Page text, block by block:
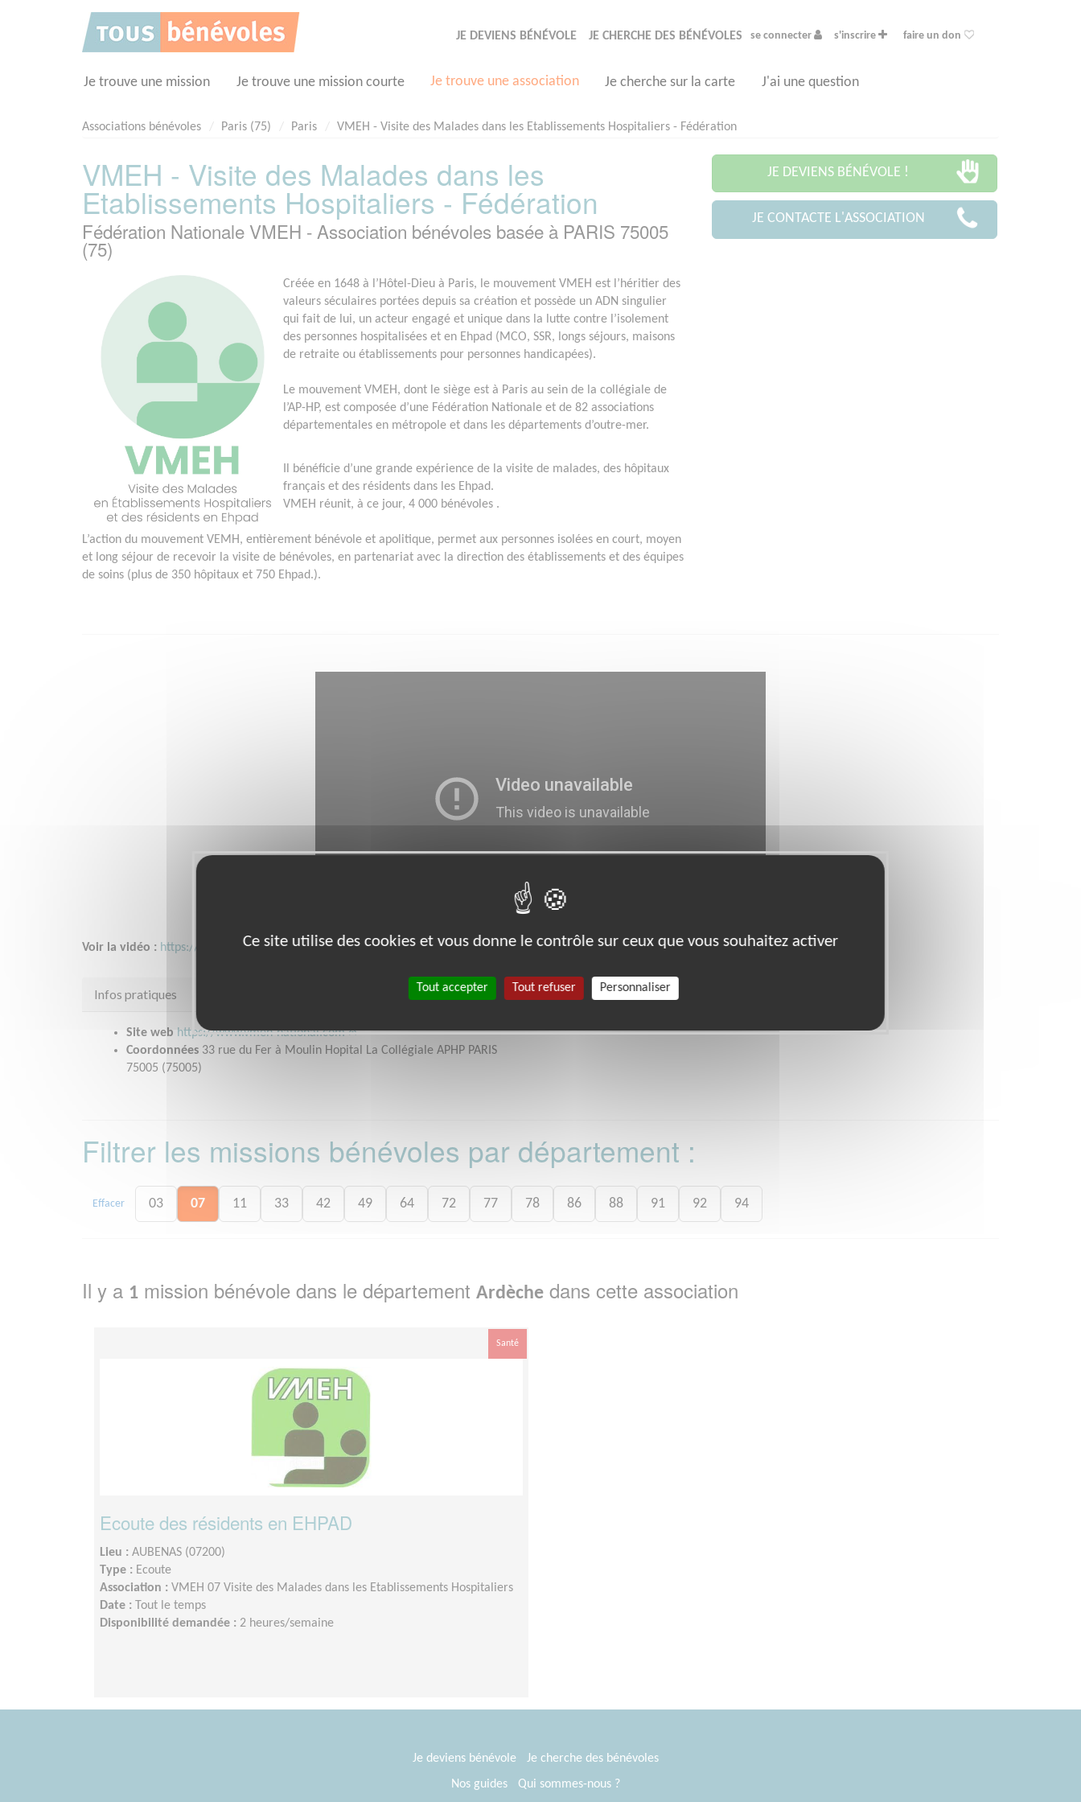
JE DEVIENS BÉNÉVOLE JE CHERCHE DES BÉNÉVOLES se connecter s'inscrire faire un don
Je trouve une mission Je trouve une mission courte Je trouve une association Je cherche sur la carte J'ai une question
Associations bénévoles Paris (75) Paris VMEH - Visite des Malades dans les Etablissements Hospitaliers - Fédération
VMEH - Visite des Malades dans les
Etablissements Hospitaliers - Fédération
Fédération Nationale VMEH - Association bénévoles basée à PARIS 75005
(75)
Créée en 1648 à l’Hôtel-Dieu à Paris, le mouvement VMEH est l’héritier des
valeurs séculaires portées depuis sa création et possède un ADN singulier
qui fait de lui, un acteur engagé et unique dans la lutte contre l’isolement
des personnes hospitalisées et en Ehpad (MCO, SSR, longs séjours, maisons
de retraite ou établissements pour personnes handicapées).
Le mouvement VMEH, dont le siège est à Paris au sein de la collégiale de
l’AP-HP, est composée d’une Fédération Nationale et de 82 associations
départementales en métropole et dans les départements d’outre-mer.
Il bénéficie d’une grande expérience de la visite de malades, des hôpitaux
français et des résidents dans les Ehpad.
VMEH réunit, à ce jour, 4 000 bénévoles .
L’action du mouvement VEMH, entièrement bénévole et apolitique, permet aux personnes isolées en court, moyen
et long séjour de recevoir la visite de bénévoles, en partenariat avec la direction des établissements et des équipes
de soins (plus de 350 hôpitaux et 750 Ehpad.).
JE DEVIENS BÉNÉVOLE !
JE CONTACTE L'ASSOCIATION
Voir la vidéo : https://www.youtube.com/watch?v=HLaD84h_498
Infos pratiques
Site web https://www.vmeh-national.com
Coordonnées 33 rue du Fer à Moulin Hopital La Collégiale APHP PARIS
75005 (75005)
Filtrer les missions bénévoles par département :
Effacer 03 07 11 33 42 49 64 72 77 78 86 88 91 92 94
Il y a 1 mission bénévole dans le département Ardèche dans cette association
Santé
Ecoute des résidents en EHPAD
Lieu : AUBENAS (07200)
Type : Ecoute
Association : VMEH 07 Visite des Malades dans les Etablissements Hospitaliers
Date :
Tout le temps
Disponibilité demandée : 2 heures/semaine
Je deviens bénévole
Je cherche des bénévoles
Nos guides
Qui sommes-nous ?
Ce site utilise des cookies et vous donne le contrôle sur ceux que vous souhaitez activer
Tout accepter Tout refuser Personnaliser